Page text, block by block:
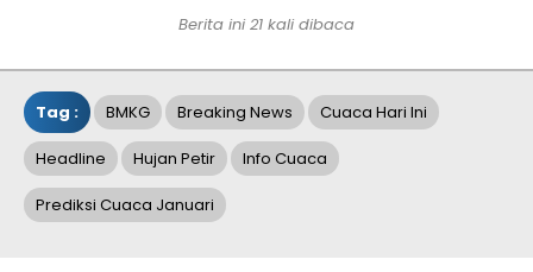
Berita ini 21 kali dibaca
Tag : BMKG Breaking News Cuaca Hari Ini
Headline Hujan Petir Info Cuaca
Prediksi Cuaca Januari